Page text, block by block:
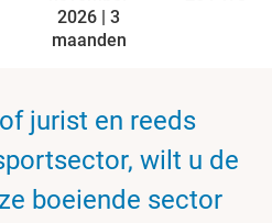
2026 | 3
maanden
jurist en reeds
wilt u de
boeiende sector